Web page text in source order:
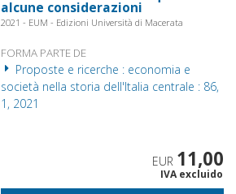
alcune considerazioni
2021 - EUM - Edizioni Università di Macerata
FORMA PARTE DE
Proposte e ricerche : economia e
società nella storia dell'Italia centrale : 86,
1, 2021
EUR 11,00
IVA excluido